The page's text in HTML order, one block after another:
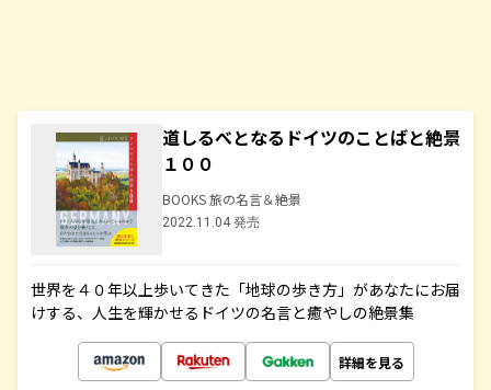
道しるべとなるドイツのことばと絶景
１００
BOOKS 旅の名言＆絶景
2022.11.04 発売
世界を４０年以上歩いてきた「地球の歩き方」があなたにお届
けする、人生を輝かせるドイツの名言と癒やしの絶景集
詳細を見る